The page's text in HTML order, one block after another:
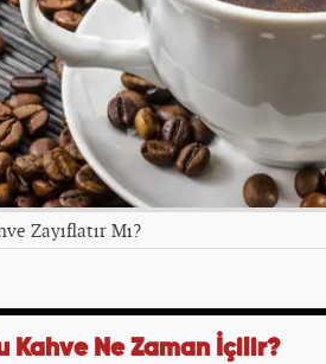
Zayıflatır Mı?
Kahve Ne Zaman İçilir?